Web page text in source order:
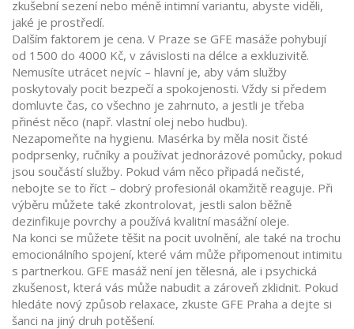
zkušební sezení nebo méně intimní variantu, abyste viděli,
jaké je prostředí.
Dalším faktorem je cena. V Praze se GFE masáže pohybují
od 1500 do 4000 Kč, v závislosti na délce a exkluzivitě.
Nemusíte utrácet nejvíc – hlavní je, aby vám služby
poskytovaly pocit bezpečí a spokojenosti. Vždy si předem
domluvte čas, co všechno je zahrnuto, a jestli je třeba
přinést něco (např. vlastní olej nebo hudbu).
Nezapomeňte na hygienu. Masérka by měla nosit čisté
podprsenky, ručníky a používat jednorázové pomůcky, pokud
jsou součástí služby. Pokud vám něco připadá nečisté,
nebojte se to říct – dobrý profesionál okamžitě reaguje. Při
výběru můžete také zkontrolovat, jestli salon běžně
dezinfikuje povrchy a používá kvalitní masážní oleje.
Na konci se můžete těšit na pocit uvolnění, ale také na trochu
emocionálního spojení, které vám může připomenout intimitu
s partnerkou. GFE masáž není jen tělesná, ale i psychická
zkušenost, která vás může nabudit a zároveň zklidnit. Pokud
hledáte nový způsob relaxace, zkuste GFE Praha a dejte si
šanci na jiný druh potěšení.